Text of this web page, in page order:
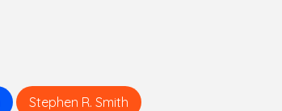
Stephen R. Smith